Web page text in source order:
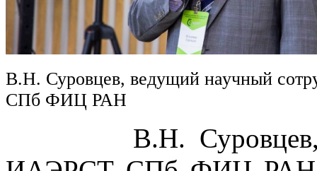
В.Н. Суровцев, ведущий научный
СПб ФИЦ РАН
В.Н. Суровцев,